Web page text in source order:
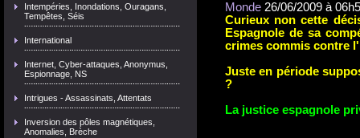
Intempéries, Inondations, Ouragans,
Tempêtes, Séis
International
Internet, Cyber-attaques, Anonymus,
Espionnage, NS
Intrigues - Assassinats, Attentats
Inversion des pôles magnétiques,
Anomalies, Brèche
Monde 26/06/2009 à
Curieux non cette
Espagnole de sa
crimes commis contre
Juste en période
?
La justice espagnole